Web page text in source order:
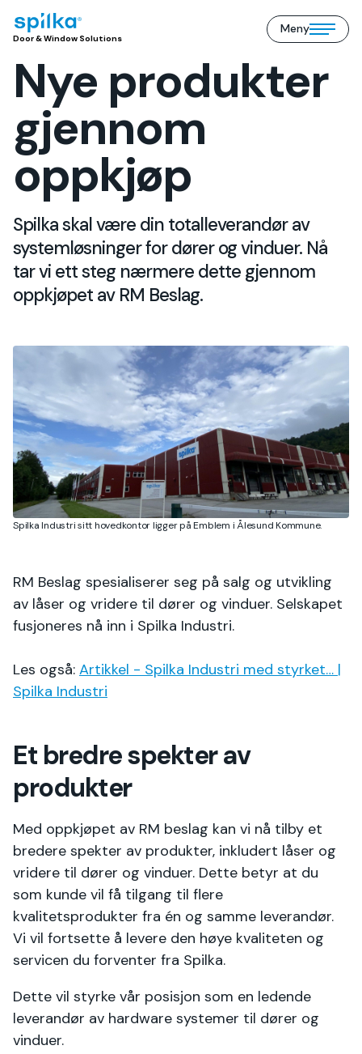
Door
Solutions
(NO)
Door & Window Solutions
Meny
Open/close
menu
Nye produkter
gjennom
oppkjøp
Spilka skal være din totalleverandør av
systemløsninger for dører og vinduer. Nå
tar vi ett steg nærmere dette gjennom
oppkjøpet av RM Beslag.
Spilka Industri sitt hovedkontor ligger på Emblem i Ålesund Kommune.
RM Beslag spesialiserer seg på salg og utvikling
av låser og vridere til dører og vinduer. Selskapet
fusjoneres nå inn i Spilka Industri.
Les også: Artikkel - Spilka Industri med styrket… |
Spilka Industri
Et bredre spekter av
produkter
Med oppkjøpet av RM beslag kan vi nå tilby et
bredere spekter av produkter, inkludert låser og
vridere til dører og vinduer. Dette betyr at du
som kunde vil få tilgang til flere
kvalitetsprodukter fra én og samme leverandør.
Vi vil fortsette å levere den høye kvaliteten og
servicen du forventer fra Spilka.
Dette vil styrke vår posisjon som en ledende
leverandør av hardware systemer til dører og
vinduer.